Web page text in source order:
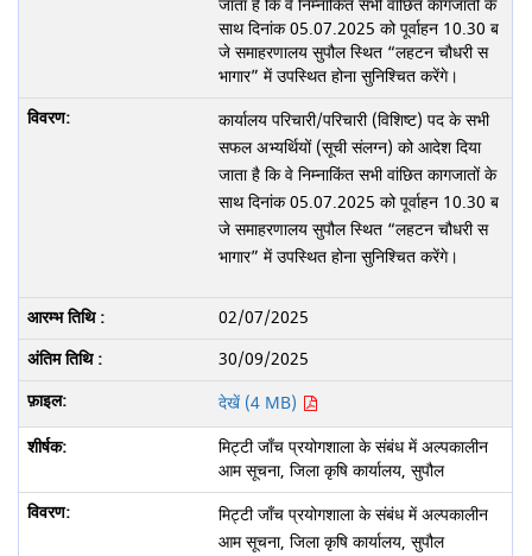
साथ दिनांक 05.07.2025 को पूर्वाहन 10.30 ब
जे समाहरणालय सुपौल स्थित “लहटन चौधरी स
भागार” में उपस्थित होना सुनिश्चित करेंगे।
कार्यालय परिचारी/परिचारी (विशिष्ट) पद के सभी
सफल अभ्यर्थियों (सूची संलग्न) को आदेश दिया
जाता है कि वे निम्नाकिंत सभी वांछित कागजातों के
साथ दिनांक 05.07.2025 को पूर्वाहन 10.30 ब
जे समाहरणालय सुपौल स्थित “लहटन चौधरी स
भागार” में उपस्थित होना सुनिश्चित करेंगे।
02/07/2025
30/09/2025
देखें (4 MB)
मिट्टी जाँच प्रयोगशाला के संबंध में अल्पकालीन
आम सूचना, जिला कृषि कार्यालय, सुपौल
मिट्टी जाँच प्रयोगशाला के संबंध में अल्पकालीन
आम सूचना, जिला कृषि कार्यालय, सुपौल